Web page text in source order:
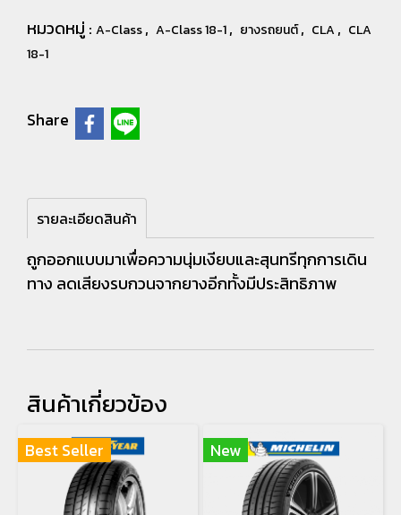
หมวดหมู่ : A-Class, A-Class 18-1, ยางรถยนต์, CLA , CLA
18-1
Share
รายละเอียดสินค้า
ถูกออกแบบมาเพื่อความนุ่มเงียบและสุนทรีทุกการเดิน
ทาง ลดเสียงรบกวนจากยางอีกทั้งมีประสิทธิภาพ
สินค้าเกี่ยวข้อง
Best Seller New